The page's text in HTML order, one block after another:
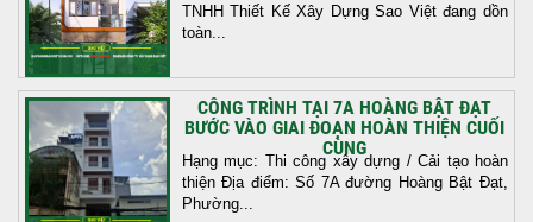
TNHH Thiết Kế Xây Dựng Sao Việt đang dồn
toàn...
CÔNG TRÌNH TẠI 7A HOÀNG BẬT ĐẠT
BƯỚC VÀO GIAI ĐOẠN HOÀN THIỆN CUỐI
CÙNG
Hạng mục: Thi công xây dựng / Cải tạo hoàn
thiện Địa điểm: Số 7A đường Hoàng Bật Đạt,
Phường...